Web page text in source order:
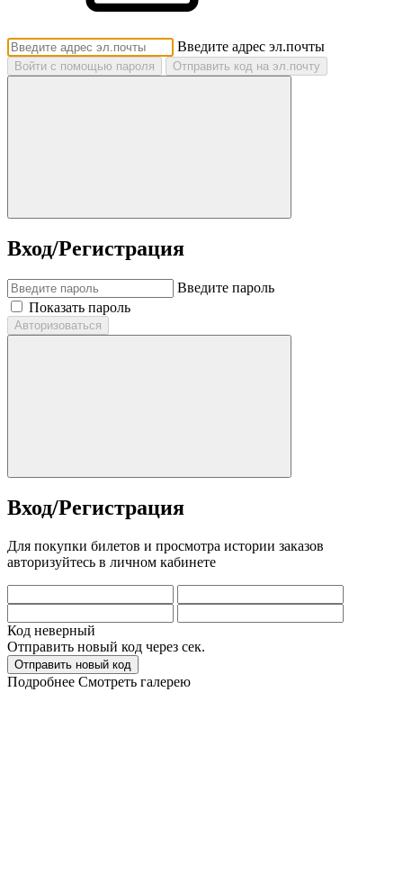
Введите адрес эл.почты
Войти с помощью пароля Отправить код на эл.почту
Вход/Регистрация
Введите пароль
Показать пароль
Авторизоваться
Вход/Регистрация
Для покупки билетов и просмотра истории заказов
авторизуйтесь в личном кабинете
Код неверный
Отправить новый код через сек.
Отправить новый код
Подробнее Смотреть галерею